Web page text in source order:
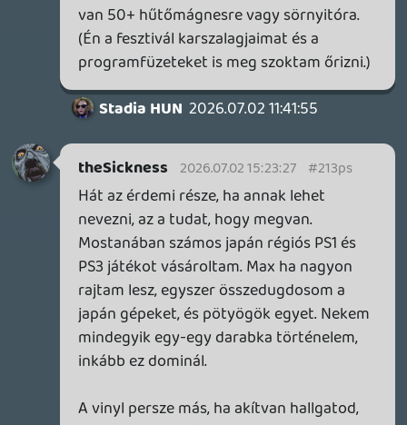
Nem abszolút igazság, amit mondok, csak
a személyes véleményem. Igen, szerintem
hülyeség tucatnyi ugyanolyan gerincű kék
dobozt kirakni a polcra, aminek a lemeze
amúgy magában használhatatlan, mert
kell hozzá install meg patch-ek. A másik
hobbinak (zene-gyűjtés) szintén nincs sok
azoknak szép nagy doboza van, amit lehet
nézegetni, meg jópofa novelty-faktor
néha elővenni őket.
De nyugodtan gyűjtsd csak a játékokat,
még másfél év, és bezár a bazár, utána
lehet keresni másik hobbit (mert ahogy
látom, játékoknál már rég nem arról
beszélünk, hogy milyen játszani, meg hogy
jó-e egy játék, hanem csak hogy
birtokoljuk-e őket vagy nem).
theSickness 2026.07.02 11:23:53
theSickness 2026.07.02 11:23:53 #213oz